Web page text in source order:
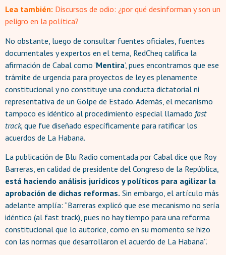
Lea también: Discursos de odio: ¿por qué desinforman y son un
peligro en la política?
No obstante, luego de consultar fuentes oficiales, fuentes
documentales y expertos en el tema, RedCheq califica la
afirmación de Cabal como ‘Mentira’, pues encontramos que ese
trámite de urgencia para proyectos de ley es plenamente
constitucional y no constituye una conducta dictatorial ni
representativa de un Golpe de Estado. Además, el mecanismo
tampoco es idéntico al procedimiento especial llamado fast
track, que fue diseñado específicamente para ratificar los
acuerdos de La Habana.
La publicación de Blu Radio comentada por Cabal dice que Roy
Barreras, en calidad de presidente del Congreso de la República,
está haciendo análisis jurídicos y políticos para agilizar la
aprobación de dichas reformas. Sin embargo, el artículo más
adelante amplía: “Barreras explicó que ese mecanismo no sería
idéntico (al fast track), pues no hay tiempo para una reforma
constitucional que lo autorice, como en su momento se hizo
con las normas que desarrollaron el acuerdo de La Habana”.